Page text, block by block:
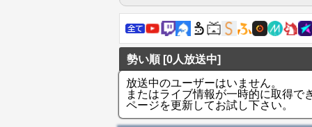
勢い順 [0人放送中]
放送中のユーザーはいません。
またはライブ情報が一時的に取得で
ページを更新してお試し下さい。